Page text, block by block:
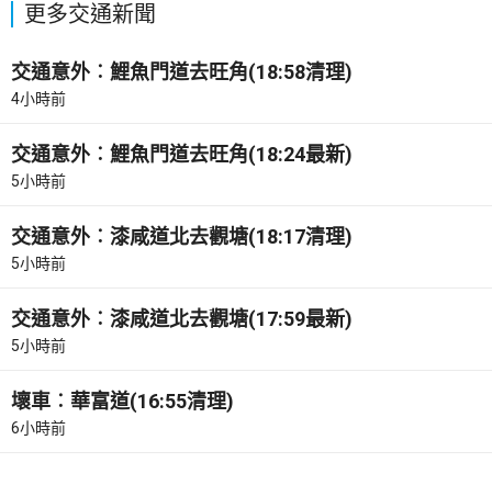
更多交通新聞
交通意外︰鯉魚門道去旺角(18:58清理)
4小時前
交通意外︰鯉魚門道去旺角(18:24最新)
5小時前
交通意外︰漆咸道北去觀塘(18:17清理)
5小時前
交通意外︰漆咸道北去觀塘(17:59最新)
5小時前
壞車︰華富道(16:55清理)
6小時前